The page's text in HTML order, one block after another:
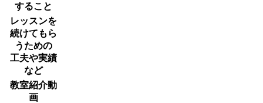
すること
レッスンを
続けてもら
うための
工夫や実績
など
教室紹介動
画